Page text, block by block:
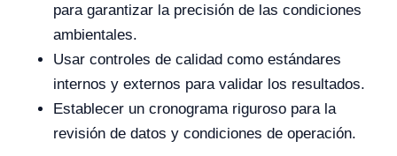
para garantizar la precisión de las condiciones
ambientales.
Usar controles de calidad como estándares
internos y externos para validar los resultados.
Establecer un cronograma riguroso para la
revisión de datos y condiciones de operación.